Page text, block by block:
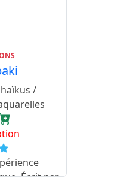
/
Écrit par